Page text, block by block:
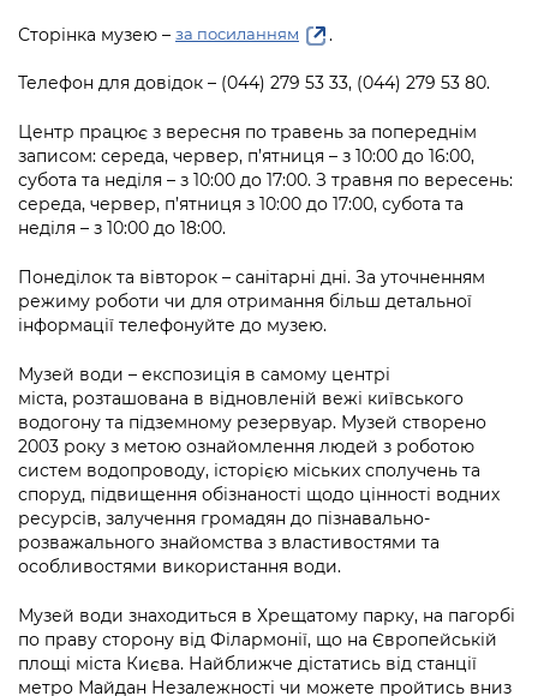
перебувають на погодженні КМВА
Рішення Київради
Контактна інформація
Графік роботи та прийому громадян
Вакансії
Звернення громадян
Регуляторна діяльність
Промисловість і наука Києва
Підприємства, установи, організації
Річні звіти
Містобудування та земельні ділянки
Культура, спорт, дозвілля
Бізнес та ліцензування
Фінанси та бюджет
Безпека та правопорядок
Ритуальні послуги
Іноземцям / For foreigners
Пам'ятки культурної спадщини
Портал Захисників та Захисниць
Безбар'єрність
Портал послуг
Громадська експертиза
Громадський бюджет
Консультації з громадськістю
Громадська рада
Петиції
Відкритий бюджет
Контактний центр
Допомога учасникам АТО
Рада з питань внутрішньо переміщених
осіб при Київській міській військовій
адміністрації
«Ініціатива «Партнерство «Відкритий
Уряд» – місцевий рівень»
Важливе під час воєнного стану
Інформація з обмеженим доступом
Проекти нормативно-правових та
інших актів
Нормативна база
Питання і відповіді про публічну
інформацію
бездіяльності розпорядників інформації
Звіти про опрацювання запитів на
публічну інформацію
Інформація для споживачів
Про відкриті дані
Портал даних Києва
Публічні дашборди
Медіагалерея
Підписатися на новини та анонси від
from the KCSA
Порядок акредитації медіа /
Accreditation process
Submitting a media request
Зйомки в лікарнях в умовах воєнного
стану / Rules for media coverage of
hospitals at work under martial law
Контакти для медіа / Contacts for mass
media
Портал Послуг
Сторінка музею – за посиланням .
Телефон для довідок – (044) 279 53 33, (044) 279 53 80.
Центр працює з вересня по травень за попереднім
записом: середа, червер, п’ятниця – з 10:00 до 16:00,
субота та неділя – з 10:00 до 17:00. З травня по вересень:
середа, червер, п’ятниця з 10:00 до 17:00, субота та
неділя – з 10:00 до 18:00.
Понеділок та вівторок – санітарні дні. За уточненням
режиму роботи чи для отримання більш детальної
інформації телефонуйте до музею.
Музей води – експозиція в самому центрі
міста, розташована в відновленій вежі київського
водогону та підземному резервуар. Музей створено
2003 року з метою ознайомлення людей з роботою
систем водопроводу, історією міських сполучень та
споруд, підвищення обізнаності щодо цінності водних
ресурсів, залучення громадян до пізнавально-
розважального знайомства з властивостями та
особливостями використання води.
Музей води знаходиться в Хрещатому парку, на пагорбі
по праву сторону від Філармонії, що на Європейській
площі міста Києва. Найближче дістатись від станції
метро Майдан Незалежності чи можете пройтись вниз